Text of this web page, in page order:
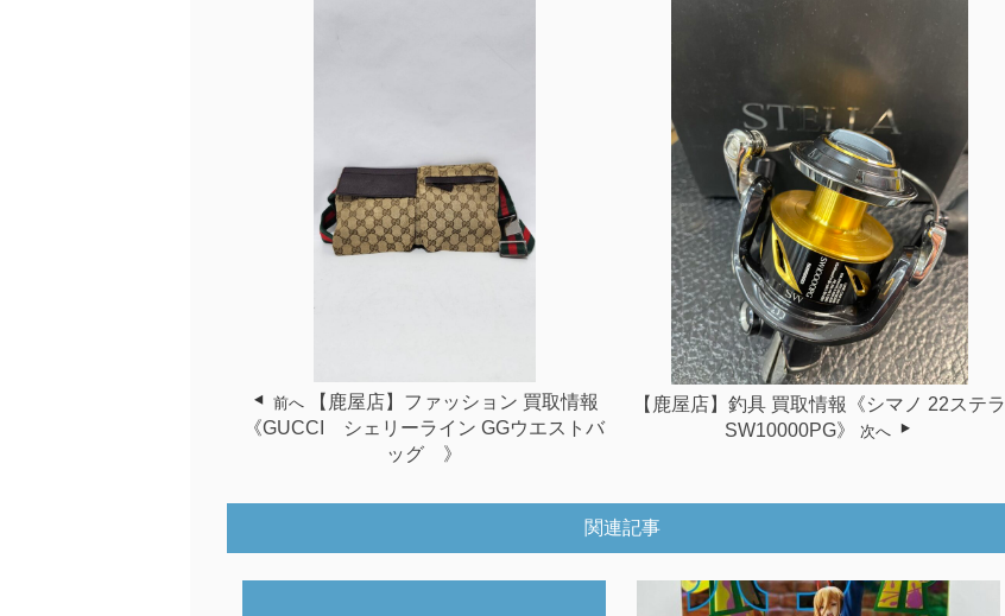
前へ
【鹿屋店】ファッション 買取情報
《GUCCI シェリーライン GGウエストバ
ッグ 》
【鹿屋店】釣具 買取情報《シマノ 22ステラ
SW10000PG》
次へ
関連記事